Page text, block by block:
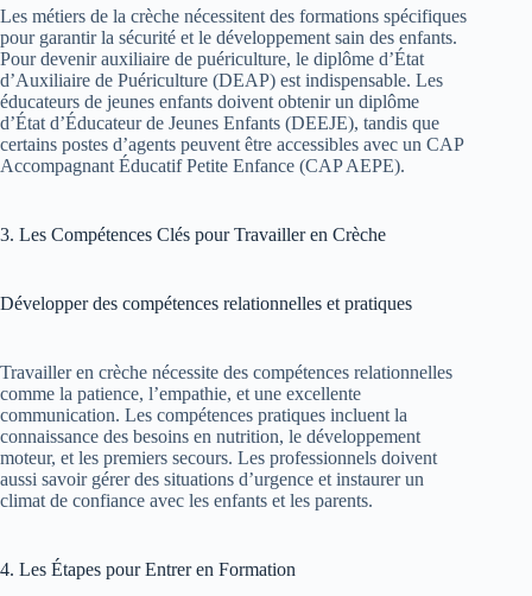
Les métiers de la crèche nécessitent des formations spécifiques
pour garantir la sécurité et le développement sain des enfants.
Pour devenir auxiliaire de puériculture, le diplôme d’État
d’Auxiliaire de Puériculture (DEAP) est indispensable. Les
éducateurs de jeunes enfants doivent obtenir un diplôme
d’État d’Éducateur de Jeunes Enfants (DEEJE), tandis que
certains postes d’agents peuvent être accessibles avec un CAP
Accompagnant Éducatif Petite Enfance (CAP AEPE).
3. Les Compétences Clés pour Travailler en Crèche
Développer des compétences relationnelles et pratiques
Travailler en crèche nécessite des compétences relationnelles
comme la patience, l’empathie, et une excellente
communication. Les compétences pratiques incluent la
connaissance des besoins en nutrition, le développement
moteur, et les premiers secours. Les professionnels doivent
aussi savoir gérer des situations d’urgence et instaurer un
climat de confiance avec les enfants et les parents.
4. Les Étapes pour Entrer en Formation